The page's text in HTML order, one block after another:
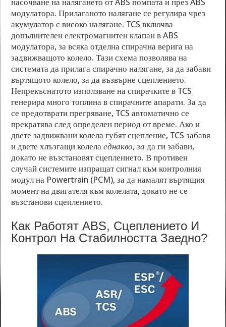
насочване на налягането от ABS помпата и през ABS
модулатора. Прилаганото налягане се регулира чрез
акумулатор с високо налягане. TCS включва
допълнителен електромагнитен клапан в ABS
модулатора, за всяка отделна спирачна верига на
задвижващото колело. Тази схема позволява на
системата да прилага спирачно налягане, за да забави
въртящото колело, за да възвърне сцеплението.
Непрекъснатото използване на спирачките в TCS
генерира много топлина в спирачните апарати. За да
се предотврати прегряване, TCS автоматично се
прекратява след определен период от време. Ако и
двете задвижвани колела губят сцепление, TCS забавя
и двете хлъзгащи колелаеднакво, за да ги забави,
докато не възстановят сцеплението. В противен
случай системите изпращат сигнал към контролния
модул на Powertrain (PCM), за да намалят въртящия
момент на двигателя към колелата, докато не се
възстанови сцеплението.
Как Работят ABS, Сцеплението И
Контрол На Стабилността Заедно?